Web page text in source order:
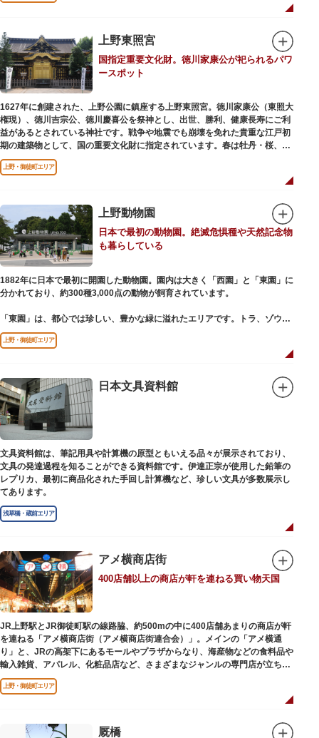
います。戦火を免れた輪王寺門跡御本坊表門、徳川将軍霊廟勅額門など重要
清水観音堂の舞台前に復元された「月の松」は、浮世絵師歌川広重の「名所
江戸百景」にも描かれていることで有名。丸い形の松から不忍池辯天堂を見
下ろす風流な景観は、絶好のフォトスポットとなっています。
東叡山（とうえいざん）という山号は、東の「比叡山延暦寺」を意味してお
り、比叡山や京都の有名寺院になぞらえて上野の山に数多くの堂舎が建立さ
れました。本尊は薬師瑠璃光如来（やくしるりこうにょらい）で、伝教大師
最澄が自ら彫ったと伝えられる秘仏です。徳川歴代将軍の祈祷寺と菩提寺を
兼ね、御霊廟には6名の将軍が埋葬されています。
上野東照宮
国指定重要文化財。徳川家康公が祀られるパワ
ースポット
1627年に創建された、上野公園に鎮座する上野東照宮。徳川家康公（東照大
権現）、徳川吉宗公、徳川慶喜公を祭神とし、出世、勝利、健康長寿にご利
益があるとされている神社です。戦争や地震でも崩壊を免れた貴重な江戸初
期の建築物として、国の重要文化財に指定されています。春は牡丹・桜、秋
は紅葉やダリア展、お正月は初詣や冬ぼたん鑑賞の地として、年間を通して
国内外からの参拝者で賑わうスポットです。
軍・徳川家光公が、日光東照宮までお参りに行けない江戸の人々のために建
てられたそう。社殿内部は文化財保護のため通常は非公開ですが、特別公開
が実施されることもあるので、拝観を申し込んでみてはいかがでしょうか。
授与所では、期間・数量限定のお守りや御朱印も授与されているので要チェ
ック。手塚治虫のユニコのお守りなど愛らしいものがありますよ。
上野・御徒町エリア
上野動物園
日本で最初の動物園。絶滅危惧種や天然記念物
も暮らしている
1882年に日本で最初に開園した動物園。園内は大きく「西園」と「東園」に
分かれており、約300種3,000点の動物が飼育されています。
「東園」は、都心では珍しい、豊かな緑に溢れたエリアです。トラ、ゾウな
どが住む森エリアや、ホッキョクグマやアザラシが住む海エリアでは、水浴
びなど迫力あるシーンが目撃できることもあります。国指定重要文化財の
一方「西園」は、蓮の名所としても知られる風光明媚な「不忍池」のほとり
に位置する区域。キリンやサイなどの人気動物をはじめ、アイアイや“動か
ない鳥”として話題のハシビロコウなどユニークな種も見られます。
子ども動物園「すてっぷ」では、小動物を間近で観察することを通じて、命
の大切さや生きものの魅力が学べる体験プログラムが実施されています。
歩き疲れたり、お腹が空いてきたら、園内にいくつかあるフードショップで
休憩しましょう。それぞれのお店で、動物たちをモチーフにした可愛いフー
ドやスイーツが食べられます。オリジナルグッズを取り扱うギフトショップ
も必見です。
上野・御徒町エリア
日本文具資料館
文具資料館は、筆記用具や計算機の原型ともいえる品々が展示されており、
文具の発達過程を知ることができる資料館です。伊達正宗が使用した鉛筆の
レプリカ、最初に商品化された手回し計算機など、珍しい文具が多数展示し
てあります。
浅草橋・蔵前エリア
アメ横商店街
400店舗以上の商店が軒を連ねる買い物天国
JR上野駅とJR御徒町駅の線路脇、約500mの中に400店舗あまりの商店が軒
を連ねる「アメ横商店街（アメ横商店街連合会）」。メインの「アメ横通
り」と、JRの高架下にあるモールやプラザからなり、海産物などの食料品や
輸入雑貨、アパレル、化粧品店など、さまざまなジャンルの専門店が立ち並
んでいます。活気ある呼び込みが飛び交うなかで、店員さんとの会話も楽し
みながら目玉商品や特価品を探せるのが魅力のひとつ。年末の叩き売りは風
アメ横のはじまりは、物資が底をついた第二次世界大戦後にできた闇市。多
上野・御徒町エリア
厩橋